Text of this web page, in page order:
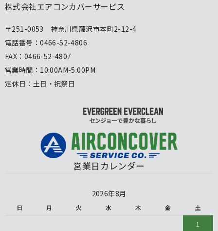
株式会社エアコンカバーサービス
〒251-0053 神奈川県藤沢市本町2-12-4
電話番号：0466-52-4806
FAX：0466-52-4807
営業時間：10:00AM-5:00PM
定休日：土日・祝祭日
営業日カレンダー
2026年8月
日 月 火 水 木 金
土
1